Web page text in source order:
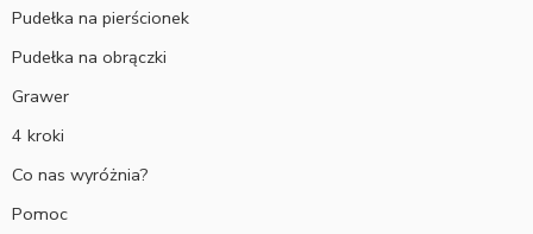
Pudełka na pierścionek
Pudełka na obrączki
Grawer
4 kroki
Co nas wyróżnia?
Pomoc